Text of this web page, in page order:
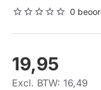
0
19,95
Excl. BTW: 16,49